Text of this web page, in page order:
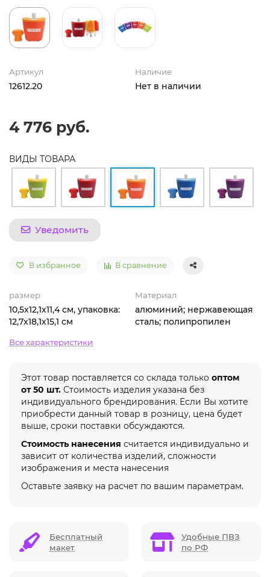
Артикул
12612.20
Наличие
Нет в наличии
4 776 руб.
ВИДЫ ТОВАРА
Уведомить
В избранное В сравнение
размер
10,5х12,1х11,4 см, упаковка:
12,7х18,1х15,1 см
Материал
алюминий; нержавеющая
сталь; полипропилен
Все характеристики
Этот товар поставляется со склада только оптом
от 50 шт. Стоимость изделия указана без
индивидуального брендирования. Если Вы хотите
приобрести данный товар в розницу, цена будет
выше, сроки поставки обсуждаются.
Стоимость нанесения считается индивидуально и
зависит от количества изделий, сложности
изображения и места нанесения
Оставьте заявку на расчет по вашим параметрам.
Бесплатный
макет
Удобные ПВЗ
по РФ